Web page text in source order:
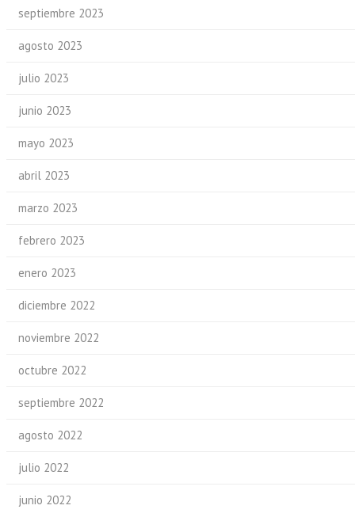
septiembre 2023
agosto 2023
julio 2023
junio 2023
mayo 2023
abril 2023
marzo 2023
febrero 2023
enero 2023
diciembre 2022
noviembre 2022
octubre 2022
septiembre 2022
agosto 2022
julio 2022
junio 2022